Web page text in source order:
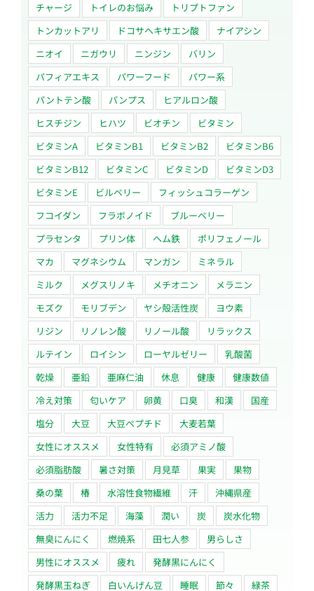
チャージ
トイレのお悩み
トリプトファン
トンカットアリ
ドコサヘキサエン酸
ナイアシン
ニオイ
ニガウリ ニンジン
バリン
パフィアエキス
パワーフード
パワー系
パントテン酸
パンプス
ヒアルロン酸
ヒスチジン
ヒハツ ビオチン
ビタミン
ビタミンA
ビタミンB1 ビタミンB2
ビタミンB6
ビタミンB12
ビタミンC ビタミンD
ビタミンD3
ビタミンE
ビルベリー
フィッシュコラーゲン
フコイダン
フラボノイド
ブルーベリー
プラセンタ
プリン体 ヘム鉄
ポリフェノール
マカ
マグネシウム マンガン
ミネラル
ミルク
メグスリノキ メチオニン
メラニン
モズク
モリブデン ヤシ殻活性炭
ヨウ素
リジン
リノレン酸 リノール酸
リラックス
ルテイン
ロイシン ローヤルゼリー
乳酸菌
乾燥
亜鉛 亜麻仁油 休息 健康
健康数値
冷え対策
匂いケア 卵黄 口臭 和漢
国産
塩分
大豆 大豆ペプチド
大麦若葉
女性にオススメ
女性特有
必須アミノ酸
必須脂肪酸
暑さ対策 月見草 果実
果物
桑の葉
椿 水溶性食物繊維 汗
沖縄県産
活力
活力不足 海藻 潤い 炭
炭水化物
無臭にんにく
燃焼系 田七人参
男らしさ
男性にオススメ
疲れ
発酵黒にんにく
発酵黒玉ねぎ
白いんげん豆 睡眠 節々 緑茶